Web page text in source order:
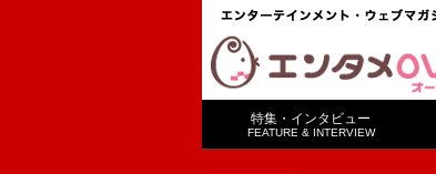
特集・インタビュー
FEATURE & INTERVIEW